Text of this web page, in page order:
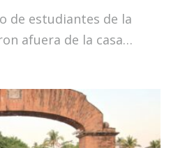
de estudiantes de la
afuera de la casa…